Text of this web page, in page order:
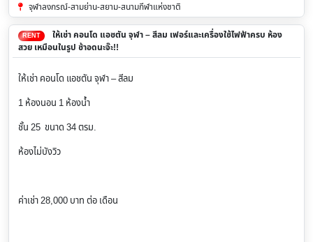
จุฬาลงกรณ์-สามย่าน-สยาม-สนามกีฬาแห่งชาติ
RENT
ให้เช่า คอนโด แอชตัน จุฬา – สีลม เฟอร์และเครื่องใช้ไฟฟ้าครบ ห้อง
สวย เหมือนในรูป ช้าอดนะจ๊ะ!!
ให้เช่า คอนโด แอชตัน จุฬา – สีลม
1 ห้องนอน 1 ห้องน้ำ
ชั้น 25 ขนาด 34 ตรม.
ห้องไม่บังวิว
ค่าเช่า 28,000 บาท ต่อ เดือน